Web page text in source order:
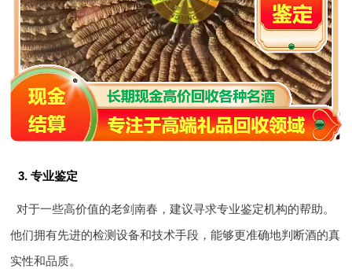
3. 专业鉴定
对于一些高价值的老剑南春，建议寻求专业鉴定机构的帮助。
他们拥有先进的检测设备和技术手段，能够更准确地判断酒的真
实性和品质。